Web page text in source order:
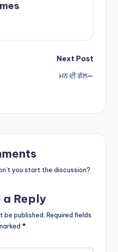
Next Post
ਮਨ ਦੀ ਗੱਲ—
you start the discussion?
a Reply
be published. Required fields
*